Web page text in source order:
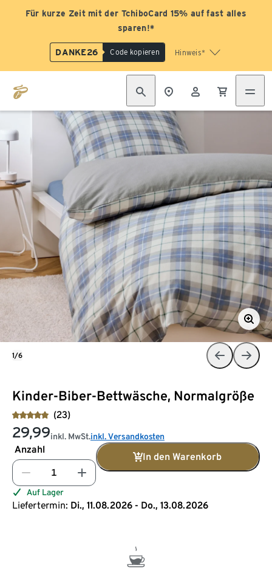
Für kurze Zeit mit der TchiboCard 15% auf fast alles
sparen!*
DANKE26 Code kopieren Hinweis*
Kinder-Biber-Bettwäsche, Normalgröße
(23)
29,99inkl. MwSt.inkl. Versandkosten
Anzahl
In den Warenkorb
Auf Lager
Liefertermin: Di., 11.08.2026 - Do., 13.08.2026
1/6